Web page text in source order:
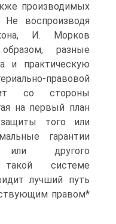
производимых
Не воспроизводя
И. Морков
разные
и практическую
правовой
со стороны
на первый план
того или
гарантии
другого
системе
лучший путь
правом*